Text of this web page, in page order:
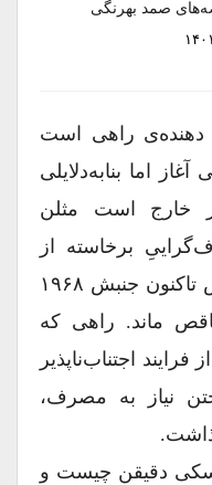
صمد بهرنگی
دهنده‌ی راهی است
اما بنابه‌دلایلی
خارج است مثلن
برخاسته از
سرمایه‌داری که تنها دردسر‌اش تاکنون جنبش ۱۹۶۸
ماند. راهی که
اجتناب‌ناپذیر
نیاز به مصرف،
دقیقن چیست و